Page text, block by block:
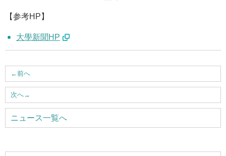
入試イベント
キャンパスライフ
就職・キャリア
ウェブマガジン
【参考HP】
大學新聞HP
←前へ
次へ→
ニュース一覧へ